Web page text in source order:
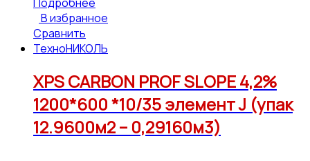
В избранное
Сравнить
ТехноНИКОЛЬ
XPS CARBON PROF SLOPE 4,2%
1200*600 *10/35 элемент J (упак
12.9600м2 – 0,29160м3)